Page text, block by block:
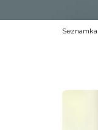
Seznamka